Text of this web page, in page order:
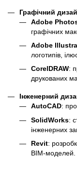
Графічний
Adobe
графічних
Adobe
логотипів,
CorelDRAW:
друкованих
Інженерний
AutoCAD:
SolidWorks:
інженерних
Revit:
BIM-моделей.